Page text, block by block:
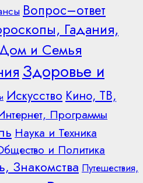
Вопрос–ответ
Гадания,
и Семья
Здоровье и
Искусство Кино, ТВ,
Программы
Наука и Техника
и Политика
Знакомства Путешествия,